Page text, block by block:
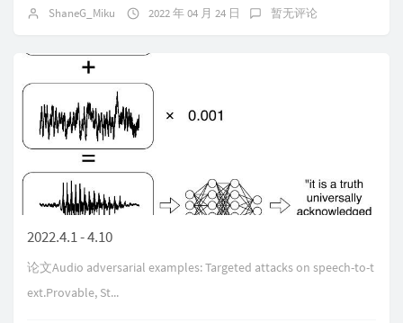
ShaneG_Miku 2022 年 04 月 24 日 暂无评论
2022.4.1 - 4.10
论文Audio adversarial examples: Targeted attacks on speech-to-t
ext.Provable, St...